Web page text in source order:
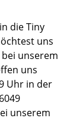
die Tiny
uns
unserem
uns
Uhr in der
unserem